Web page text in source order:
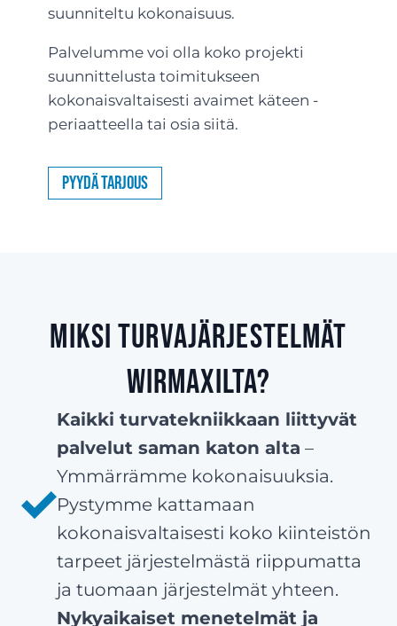
suunniteltu kokonaisuus.
Palvelumme voi olla koko projekti
suunnittelusta toimitukseen
kokonaisvaltaisesti avaimet käteen -
periaatteella tai osia siitä.
Pyydä tarjous
Miksi turvajärjestelmät
Wirmaxilta?
Kaikki turvatekniikkaan liittyvät
palvelut saman katon alta –
Ymmärrämme kokonaisuuksia.
Pystymme kattamaan
kokonaisvaltaisesti koko kiinteistön
tarpeet järjestelmästä riippumatta
ja tuomaan järjestelmät yhteen.
Nykyaikaiset menetelmät ja